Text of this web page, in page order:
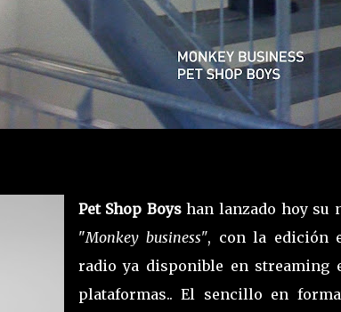
Pet Shop Boyshan lanzado hoy su
"Monkey business", con la edición
radio ya disponible en streaming
plataformas.. El sencillo en